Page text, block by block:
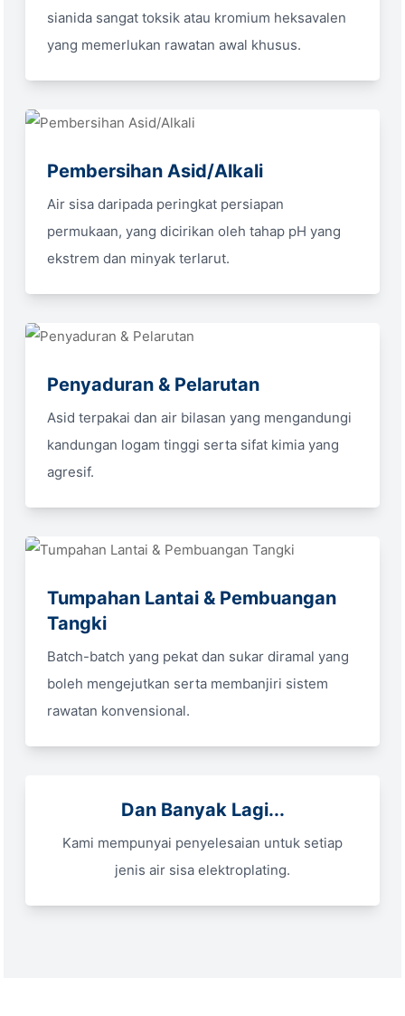
sianida sangat toksik atau kromium heksavalen
yang memerlukan rawatan awal khusus.
Pembersihan Asid/Alkali
Air sisa daripada peringkat persiapan
permukaan, yang dicirikan oleh tahap pH yang
ekstrem dan minyak terlarut.
Penyaduran & Pelarutan
Asid terpakai dan air bilasan yang mengandungi
kandungan logam tinggi serta sifat kimia yang
agresif.
Tumpahan Lantai & Pembuangan
Tangki
Batch-batch yang pekat dan sukar diramal yang
boleh mengejutkan serta membanjiri sistem
rawatan konvensional.
Dan Banyak Lagi...
Kami mempunyai penyelesaian untuk setiap
jenis air sisa elektroplating.